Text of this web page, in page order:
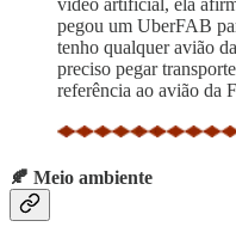
pegou um UberFAB
tenho qualquer avião
preciso pegar
referência ao avião da
🍂 Meio ambiente